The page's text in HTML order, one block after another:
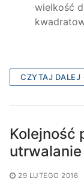
wielkość
CZYTAJ DALEJ
Kolejność
29 LUTEGO 2016